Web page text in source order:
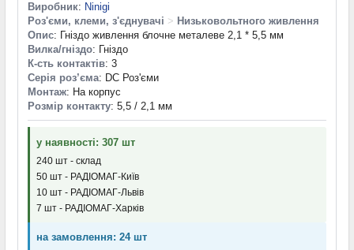
Виробник: Ninigi
Роз'єми, клеми, з'єднувачі > Низьковольтного живлення
Опис: Гніздо живлення блочне металеве 2,1 * 5,5 мм
Вилка/гніздо: Гніздо
К-сть контактів: 3
Серія роз’єма: DC Роз'єми
Монтаж: На корпус
Розмір контакту: 5,5 / 2,1 мм
у наявності: 307 шт
240 шт - склад
50 шт - РАДІОМАГ-Київ
10 шт - РАДІОМАГ-Львів
7 шт - РАДІОМАГ-Харків
на замовлення: 24 шт